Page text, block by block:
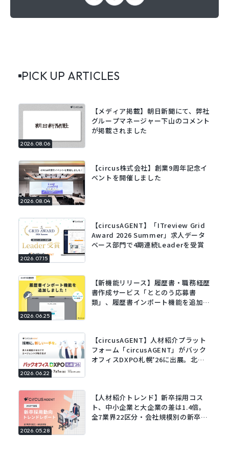
PICK UP ARTICLES
2026.08.06
【メディア掲載】朝日新聞にて、弊社
グループマネージャー下山のコメント
が掲載されました
2026.08.04
【circus株式会社】創業9周年記念イ
ベントを開催しました
2026.07.15
【circusAGENT】「ITreview Grid
Award 2026 Summer」求人データ
ベース部門で4期連続Leaderを受賞
2026.06.25
【新機能リリース】履歴書・職務経歴
書作成サービス「ととのう応募書
類」、履歴書インポート機能を追加。
2026.06.22
【circusAGENT】人材紹介プラット
フォーム「circusAGENT」がバック
オフィスDXPO札幌’26に出展。北海
2026.05.28
【人材紹介トレンド】新卒採用コス
ト、中小企業と大企業の差は1.4倍。
全7業界22区分・会社規模別の新卒採